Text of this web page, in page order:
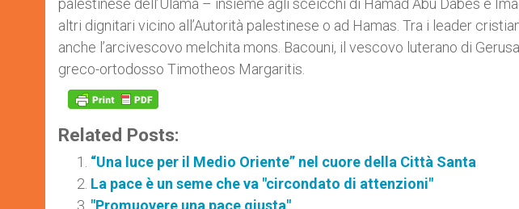
palestinese dell’Ulama – insieme agli sceicchi di Hamad Abu Dabes e
altri dignitari vicino all’Autorità palestinese o ad Hamas. Tra i leader
anche l’arcivescovo melchita mons. Bacouni, il vescovo luterano di
greco-ortodosso Timotheos Margaritis.
Related Posts:
“Una luce per il Medio Oriente” nel cuore della Città Santa
La pace è un seme che va "circondato di attenzioni"